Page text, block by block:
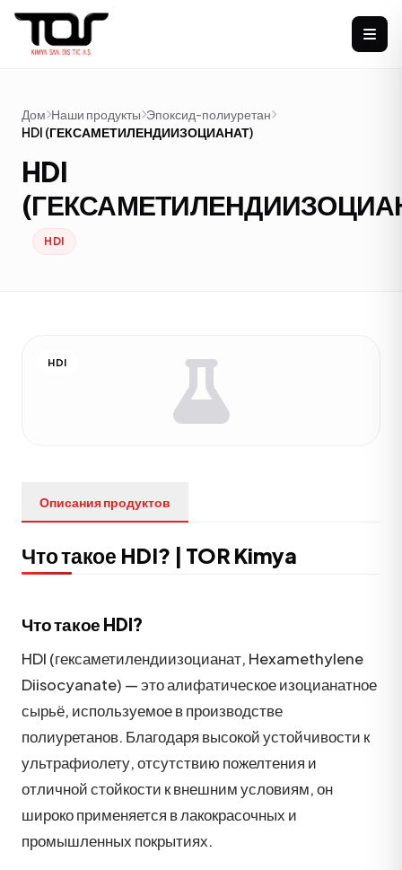
Дом Наши продукты Эпоксид-полиуретан
HDI (ГЕКСАМЕТИЛЕНДИИЗОЦИАНАТ)
HDI
HDI
HDI
Описания продуктов
Что такое HDI? | TOR Kimya
Что такое HDI?
HDI (гексаметилендиизоцианат, Hexamethylene
Diisocyanate) — это алифатическое изоцианатное
сырьё, используемое в производстве
полиуретанов. Благодаря высокой устойчивости к
ультрафиолету, отсутствию пожелтения и
отличной стойкости к внешним условиям, он
широко применяется в лакокрасочных и
промышленных покрытиях.